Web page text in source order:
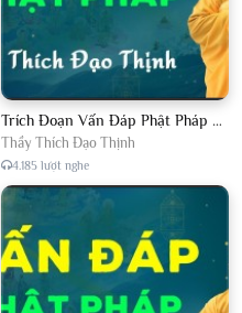
Trích Đoạn Vấn Đáp Phật Pháp 2022
Thầy Thích Đạo Thịnh
4.185 lượt nghe